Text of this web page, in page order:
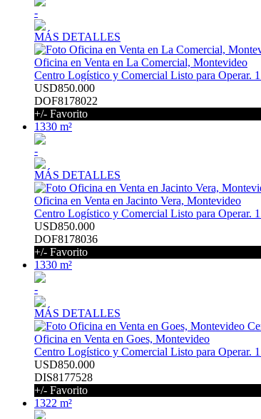
-
MÁS DETALLES
Oficina en Venta en La Comercial, Montevideo
Centro Logístico y Comercial Listo para Operar.
USD850.000
DOF8178022
+/- Favorito
1330 m²
-
MÁS DETALLES
Oficina en Venta en Jacinto Vera, Montevideo
Centro Logístico y Comercial Listo para Operar.
USD850.000
DOF8178036
+/- Favorito
1330 m²
-
MÁS DETALLES
Oficina en Venta en Goes, Montevideo
Centro Logístico y Comercial Listo para Operar.
USD850.000
DIS8177528
+/- Favorito
1322 m²